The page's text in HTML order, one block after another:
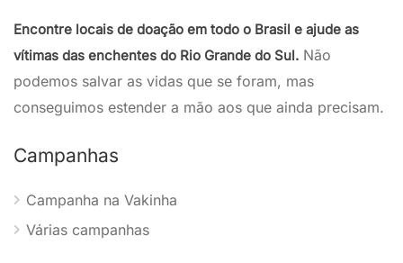
Encontre locais de doação em todo o Brasil e ajude as
vítimas das enchentes do Rio Grande do Sul. Não
podemos salvar as vidas que se foram, mas
conseguimos estender a mão aos que ainda precisam.
Campanhas
Campanha na Vakinha
Várias campanhas